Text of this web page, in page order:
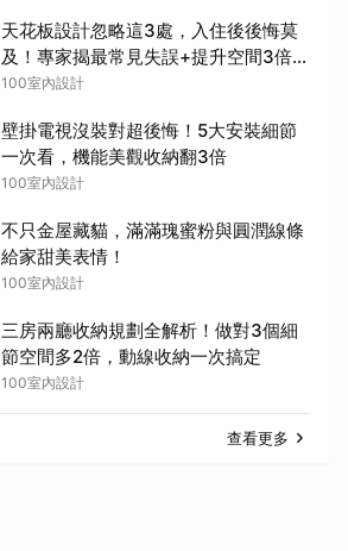
天花板設計忽略這3處，入住後後悔莫
及！專家揭最常見失誤+提升空間3倍實
用密技
100室內設計
壁掛電視沒裝對超後悔！5大安裝細節
一次看，機能美觀收納翻3倍
100室內設計
不只金屋藏貓，滿滿瑰蜜粉與圓潤線條
給家甜美表情！
100室內設計
三房兩廳收納規劃全解析！做對3個細
節空間多2倍，動線收納一次搞定
100室內設計
查看更多